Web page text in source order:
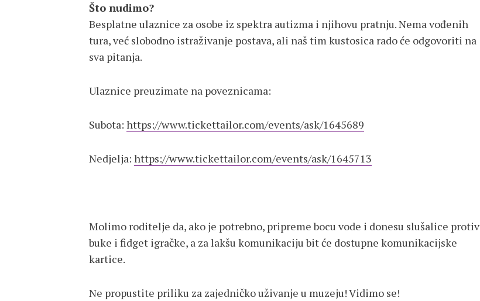
Što nudimo?
Besplatne ulaznice za osobe iz spektra autizma i njihovu pratnju. Nema vođenih
tura, već slobodno istraživanje postava, ali naš tim kustosica rado će odgovoriti na
sva pitanja.
Ulaznice preuzimate na poveznicama:
Subota: https://www.tickettailor.com/events/ask/1645689
Nedjelja: https://www.tickettailor.com/events/ask/1645713
Molimo roditelje da, ako je potrebno, pripreme bocu vode i donesu slušalice protiv
buke i fidget igračke, a za lakšu komunikaciju bit će dostupne komunikacijske
kartice.
Ne propustite priliku za zajedničko uživanje u muzeju! Vidimo se!